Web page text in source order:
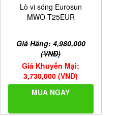
Lò vi sóng Eurosun
MWO-T25EUR
Giá Hãng: 4,980,000
(VNĐ)
Giá Khuyến Mại:
3,730,000 (VNĐ)
MUA NGAY